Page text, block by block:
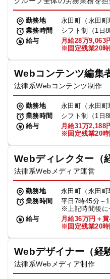
勤務地
永田町（永田町
業務時間
シフト制（1日
給与
月給28万9,063
※固定残業20時
Webコンテンツ編集
法律系Webコンテンツ制作
勤務地
永田町（永田町
業務時間
シフト制（1日
給与
月給31万2,188
※固定残業20
Webディレクター（
法律系Webメディア運営
勤務地
永田町（永田町
業務時間
平日7時45分～
※上記時間後に
給与
月給36万円＋
※固定残業20
Webデザイナー（経
法律系Webメディア制作